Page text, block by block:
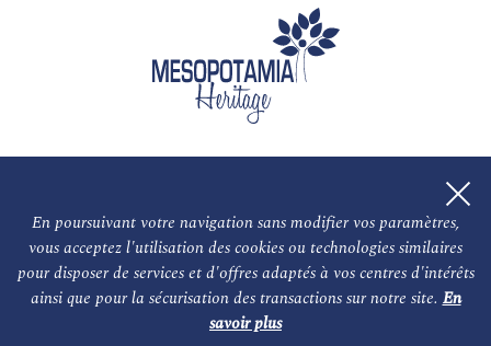
En poursuivant votre navigation sans modifier vos paramètres,
vous acceptez l'utilisation des cookies ou technologies similaires
pour disposer de services et d'offres adaptés à vos centres d'intérêts
ainsi que pour la sécurisation des transactions sur notre site.En
savoir plus
L'association NOS PARTENAIRES
Le conseil scientifique et nos experts Les auteurs